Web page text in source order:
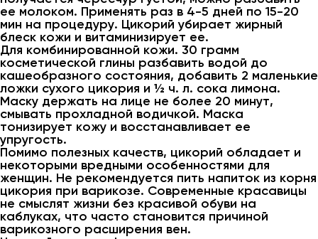
ее молоком. Применять раз в 4-5 дней по 15-20
мин на процедуру. Цикорий убирает жирный
блеск кожи и витаминизирует ее.
Для комбинированной кожи. 30 грамм
косметической глины разбавить водой до
кашеобразного состояния, добавить 2 маленькие
ложки сухого цикория и ½ ч. л. сока лимона.
Маску держать на лице не более 20 минут,
смывать прохладной водичкой. Маска
тонизирует кожу и восстанавливает ее
упругость.
Помимо полезных качеств, цикорий обладает и
некоторыми вредными особенностями для
женщин. Не рекомендуется пить напиток из корня
цикория при варикозе. Современные красавицы
не смыслят жизни без красивой обуви на
каблуках, что часто становится причиной
варикозного расширения вен.